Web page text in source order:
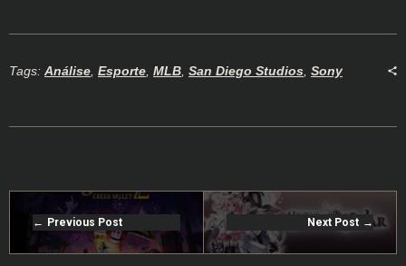
Tags: Análise, Esporte, MLB, San Diego Studios, Sony
Previous Post Next Post